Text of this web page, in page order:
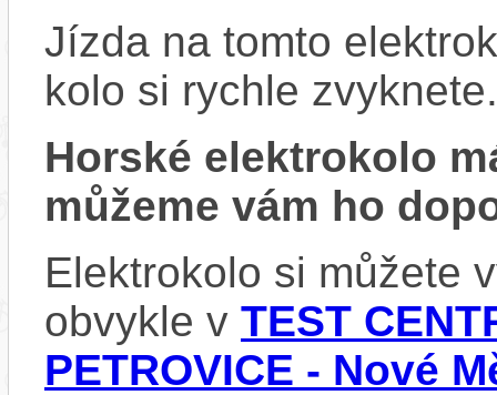
Jízda na tomto
kolo si rychle zvyknete.
Horské elektrokolo
můžeme vám ho
Elektrokolo si můžete
obvykle v TEST
PETROVICE - Nové